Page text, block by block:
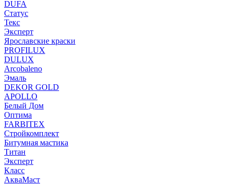
DUFA
Статус
Текс
Эксперт
Ярославские краски
PROFILUX
DULUX
Arcobaleno
Эмаль
DEKOR GOLD
APOLLO
Белый Дом
Оптима
FARBITEX
Стройкомплект
Битумная мастика
Титан
Эксперт
Класс
АкваМаст